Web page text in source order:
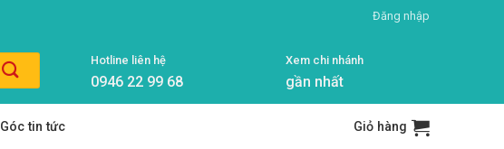
Đăng nhập
Hotline liên hệ
0946 22 99 68
Xem chi nhánh
gần nhất
Góc tin tức Giỏ hàng